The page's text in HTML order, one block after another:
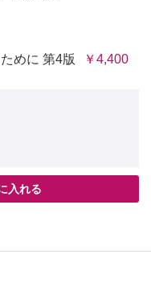
めに 第4版 ￥4,400
入れる